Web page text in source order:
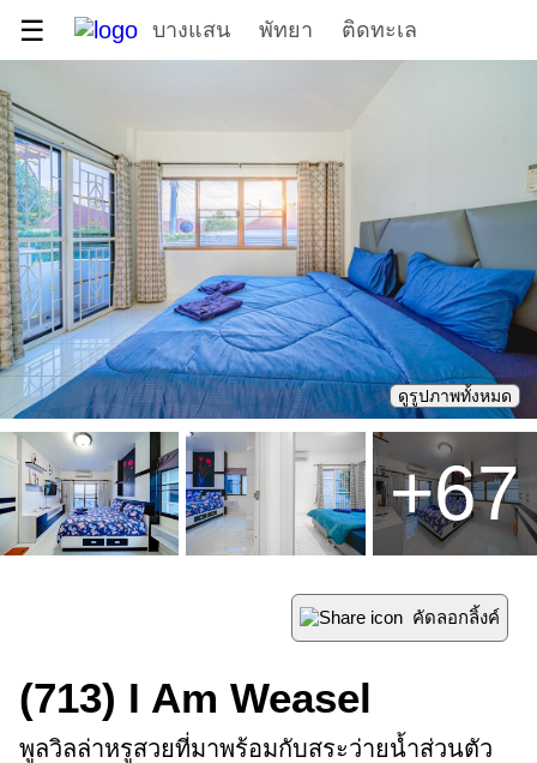
☰ บางแสน พัทยา ติดทะเล
ดูรูปภาพทั้งหมด
+67
(713) I Am Weasel
คัดลอกลิ้งค์
พูลวิลล่าหรูสวยที่มาพร้อมกับสระว่ายน้ำส่วนตัว